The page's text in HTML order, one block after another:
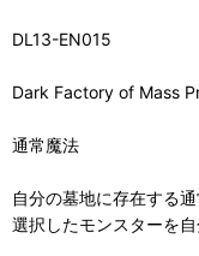
DL13-EN015
Dark Factory of Mass
通常魔法
自分の墓地に存在する
選択したモンスターを自